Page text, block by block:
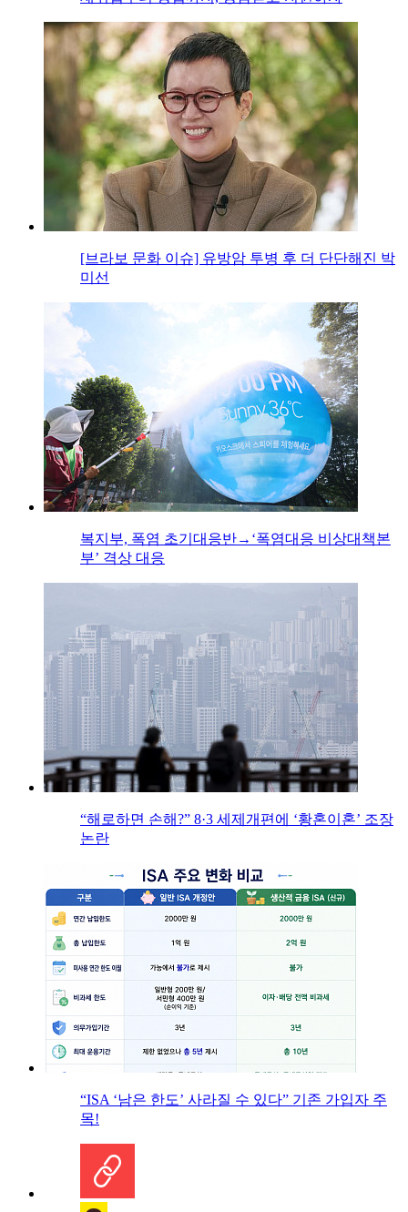
[브라보 문화 이슈] 유방암 투병 후 더 단단해진 박
미선
복지부, 폭염 초기대응반→‘폭염대응 비상대책본
부’ 격상 대응
“해로하면 손해?” 8·3 세제개편에 ‘황혼이혼’ 조장
논란
“ISA ‘남은 한도’ 사라질 수 있다” 기존 가입자 주
목!